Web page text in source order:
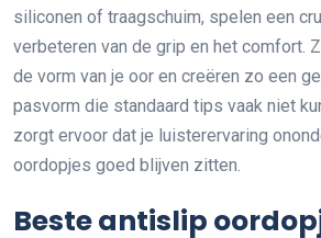
siliconen of traagschuim, spelen een
verbeteren van de grip en het comfort.
de vorm van je oor en creëren zo een
pasvorm die standaard tips vaak niet
zorgt ervoor dat je luisterervaring
oordopjes goed blijven zitten.
Beste antislip